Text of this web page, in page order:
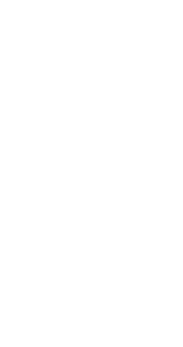
קרוס – מבחן דרכים